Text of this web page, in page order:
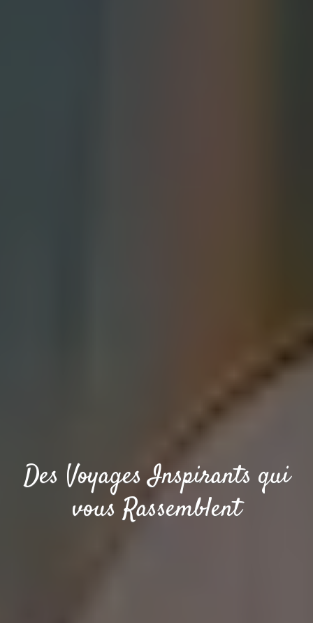
Des Voyages Inspirants qui
vous Rassemblent